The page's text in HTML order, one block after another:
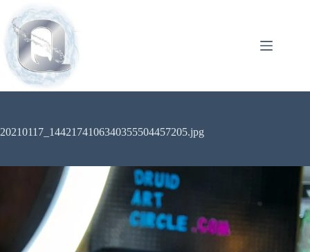
20210117_1442174106340355504457205.jpg